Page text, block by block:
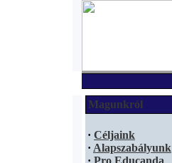
Magunkról
· Céljaink
· Alapszabályunk
· Pro Educanda